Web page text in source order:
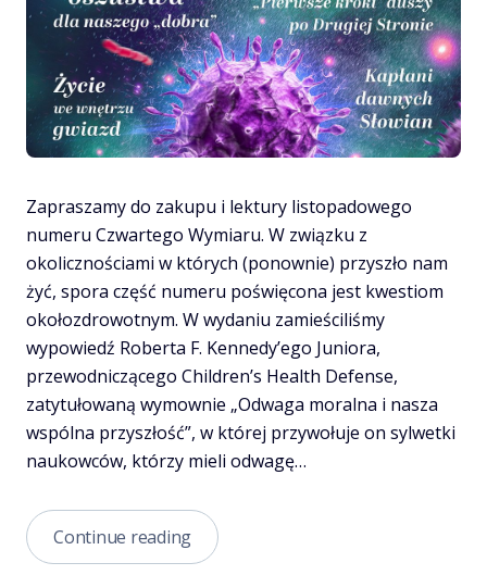
Zapraszamy do zakupu i lektury listopadowego
numeru Czwartego Wymiaru. W związku z
okolicznościami w których (ponownie) przyszło nam
żyć, spora część numeru poświęcona jest kwestiom
okołozdrowotnym. W wydaniu zamieściliśmy
wypowiedź Roberta F. Kennedy’ego Juniora,
przewodniczącego Children’s Health Defense,
zatytułowaną wymownie „Odwaga moralna i nasza
wspólna przyszłość”, w której przywołuje on sylwetki
naukowców, którzy mieli odwagę…
Continue readingCzwarty
Wymiar